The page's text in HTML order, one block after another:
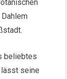
beliebtes
seine